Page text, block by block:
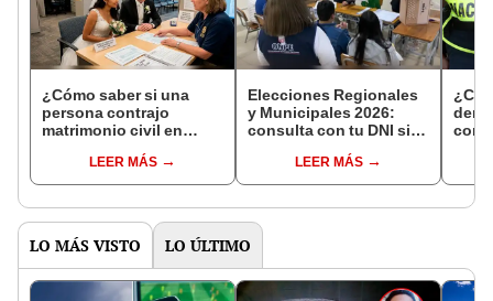
¿Cómo saber si una
persona contrajo
matrimonio civil en
LEER MÁS
Elecciones Regionales
y Municipales 2026:
consulta con tu DNI si
de mesa para este 4 de
octubre en el link oficial
LEER MÁS
con
LO MÁS VISTO LO ÚLTIMO